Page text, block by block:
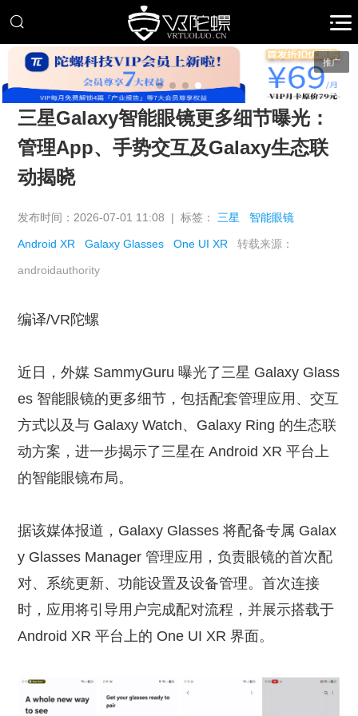
推广
三星Galaxy智能眼镜更多细节曝光：
管理App、手势交互及Galaxy生态联
动揭晓
发布时间：2026-07-01 11:08 | 标签：三星 智能眼镜
Android XR Galaxy Glasses One UI XR 转载来源：
androidauthority
编译/VR陀螺
近日，外媒 SammyGuru 曝光了三星 Galaxy Glass
es 智能眼镜的更多细节，包括配套管理应用、交互
方式以及与 Galaxy Watch、Galaxy Ring 的生态联
动方案，进一步揭示了三星在 Android XR 平台上
的智能眼镜布局。
据该媒体报道，Galaxy Glasses 将配备专属 Galax
y Glasses Manager 管理应用，负责眼镜的首次配
对、系统更新、功能设置及设备管理。首次连接
时，应用将引导用户完成配对流程，并展示搭载于
Android XR 平台上的 One UI XR 界面。